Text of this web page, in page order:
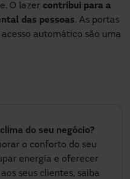
O lazer contribui para a
das pessoas. As portas
automático são uma
do seu negócio?
o conforto do seu
energia e oferecer
seus clientes, saiba